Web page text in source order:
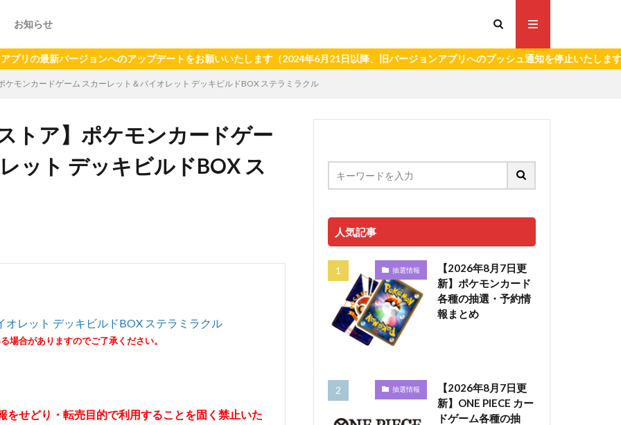
お知らせ
新バージョンへのアップデートをお願いいたします（2024年6月21日以降、旧バージョンアプリへのプッシュ通知を停止いたします。）
ケモンカードゲーム スカーレット＆バイオレット デッキビルドBOX ステラミラクル
トア】ポケモンカードゲー
ット デッキビルドBOX ス
レット デッキビルドBOX ステラミラクル
合がありますのでご了承ください。
せどり・転売目的で利用することを固く禁止いた
人気記事
抽選情報
【2026年8月7日更
新】ポケモンカード
各種の抽選・予約情
報まとめ
抽選情報
【2026年8月7日更
新】ONE PIECE カー
ドゲーム各種の抽